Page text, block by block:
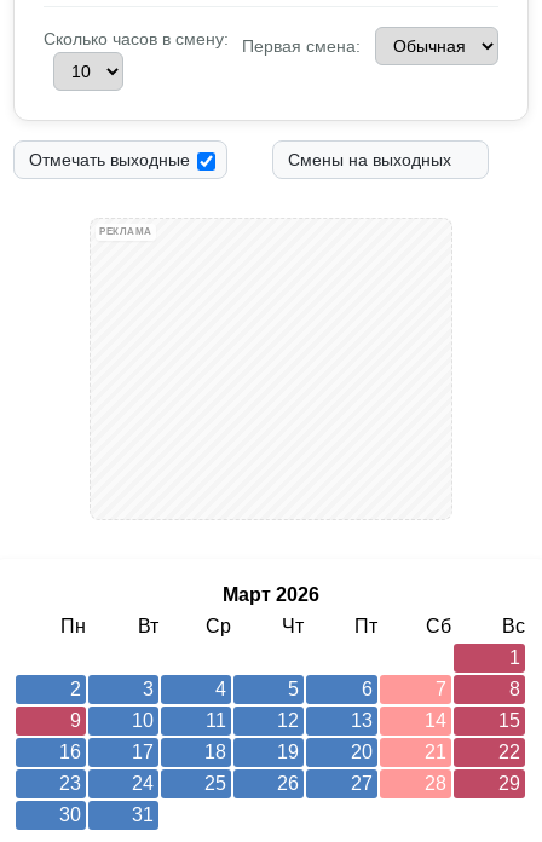
Сколько часов в смену: Первая смена:
Отмечать выходные Смены на выходных
РЕКЛАМА
Март 2026
Пн
Вт Ср Чт Пт Сб
Вс
1
2
3 4 5 6 7
8
9
10 11 12 13 14
15
16
17 18 19 20 21
22
23
24 25 26 27 28
29
30
31